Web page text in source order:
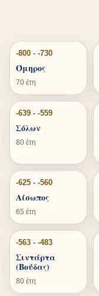
-800 - -730
Όμηρος
70 έτη
-639 - -559
Σόλων
80 έτη
-625 - -560
Αίσωπος
65 έτη
-563 - -483
Σιντάρτα
(Βούδας)
80 έτη